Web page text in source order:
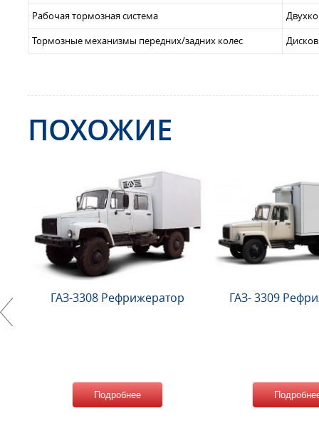
Рабочая тормозная система
Тормозные механизмы передних/задних колес
ПОХОЖИЕ
ГАЗ-3308 Рефрижератор
Подробнее
ГАЗ- 3309